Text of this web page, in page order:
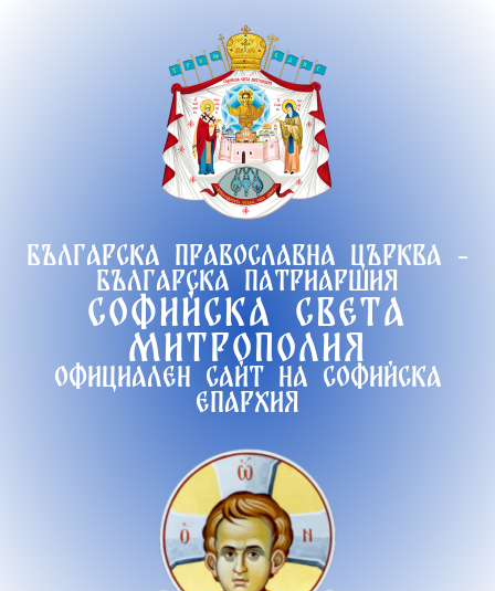
Българска православна църква -
Българска патриаршия
Софийска света
митрополия
Официален сайт на софийска
епархия